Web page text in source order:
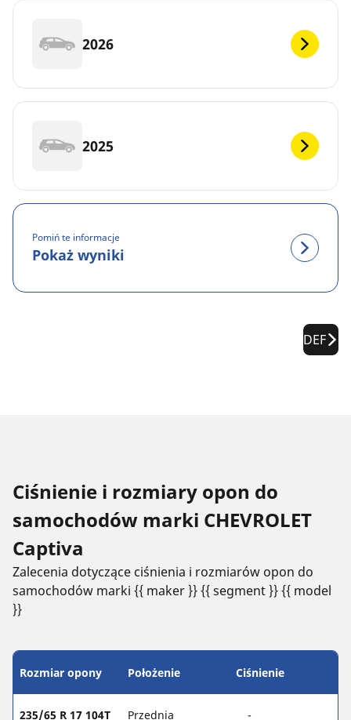
2026
2025
Pomiń te informacje
Pokaż wyniki
DEF
Ciśnienie i rozmiary opon do
samochodów marki CHEVROLET
Captiva
Zalecenia dotyczące ciśnienia i rozmiarów opon do
samochodów marki {{ maker }} {{ segment }} {{ model
}}
Rozmiar opony Położenie Ciśnienie
235/65 R 17 104T Przednia -